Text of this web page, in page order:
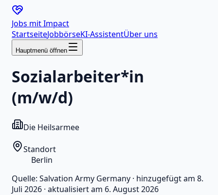
Jobs mitImpact
StartseiteJobbörseKI-AssistentÜber uns
Hauptmenü öffnen
Sozialarbeiter*in
(m/w/d)
Die Heilsarmee
Standort
Berlin
Quelle: Salvation Army Germany · hinzugefügt am 8.
Juli 2026 · aktualisiert am 6. August 2026